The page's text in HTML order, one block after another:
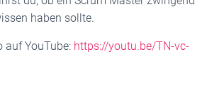
haben sollte.
auf YouTube: https://youtu.be/TN-vc-